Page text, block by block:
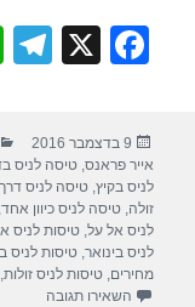
F
e
b
o
o
X
פורסם
בתאריך
9 בדצמבר 2016
אייר פראנס,טיסה לניס
לניס בקיץ,טיסה לניס דרך
זולה,טיסה לניס כיוון אחד
לניס אל על,טיסות לניס
לניס בינואר,טיסות לניס
מחירים,טיסות לניס זולות
השאירו תגובה